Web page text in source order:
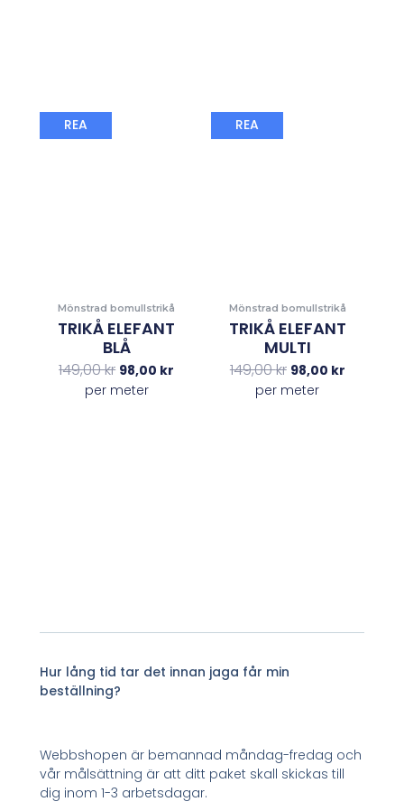
REA
Mönstrad bomullstrikå
TRIKÅ ELEFANT
BLÅ
149,00kr 98,00 kr
nuvarande
per meter
REA
Mönstrad bomullstrikå
TRIKÅ ELEFANT
MULTI
149,00kr 98,00 kr
per meter
Hur lång tid tar det innan jaga får min
beställning?
Webbshopen är bemannad måndag-fredag och
vår målsättning är att ditt paket skall skickas till
dig inom 1-3 arbetsdagar.